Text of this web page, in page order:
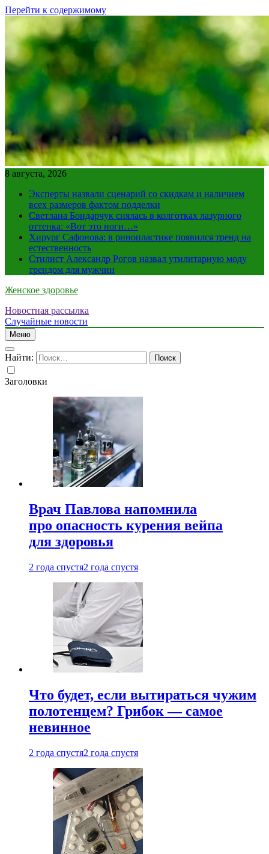
Перейти к содержимому
8 августа, 2026
Эксперты назвали сценарий со скидкам и наличием
всех размеров фактом подделки
Светлана Бондарчук снялась в колготках лазурного
оттенка: «Вот это ноги…»
Хирург Сафонова: в ринопластике появился тренд на
естественность
Стилист Александр Рогов назвал утилитарную моду
трендом для мужчин
Женское здоровье
Новостная рассылка
Случайные новости
Меню
Найти:
Заголовки
Врач Павлова напомнила
про опасность курения вейпа
для здоровья
2 года спустя2 года спустя
Что будет, если вытираться чужим
полотенцем? Грибок — самое
невинное
2 года спустя2 года спустя